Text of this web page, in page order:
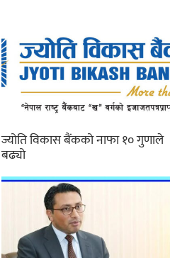
ज्योति विकास बैंकको नाफा १० गुणाले
बढ्यो